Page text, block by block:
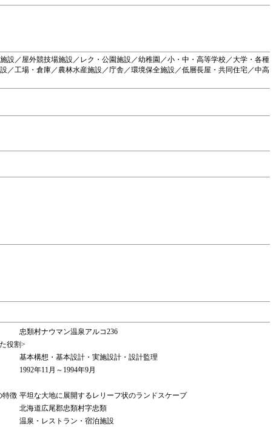
／屋外競技場施設／レク・公園施設／幼稚園／小・中・高等学校／大学・各種
工場・倉庫／農林水産施設／庁舎／環境保全施設／低層長屋・共同住宅／中高
忠類村ナウマン温泉アルコ236
役割>
基本構想・基本設計・実施設計・設計監理
1992年11月～1994年9月
特徴 平坦な大地に展開するレリーフ状のランドスケープ
北海道広尾郡忠類村字忠類
温泉・レストラン・宿泊施設